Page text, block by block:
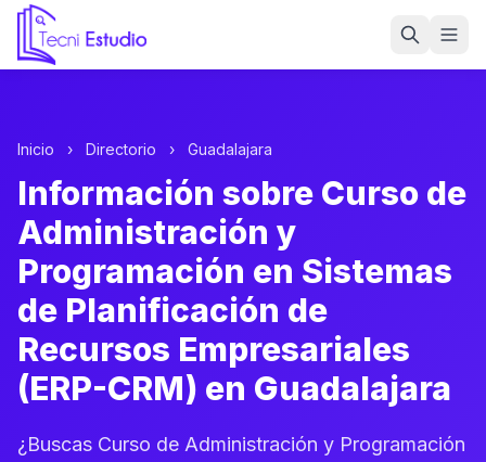
Ir a la página de inicio de Tecni Estudio
Inicio › Directorio › Guadalajara
Información sobre Curso de
Administración y
Programación en Sistemas
de Planificación de
Recursos Empresariales
(ERP-CRM) en Guadalajara
¿Buscas Curso de Administración y Programación